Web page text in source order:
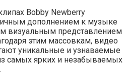
Bobby Newberry
дополнением к музыке
визуальным представлением
этим массовкам, видео
уникальные и узнаваемые
самых ярких и незабываемых